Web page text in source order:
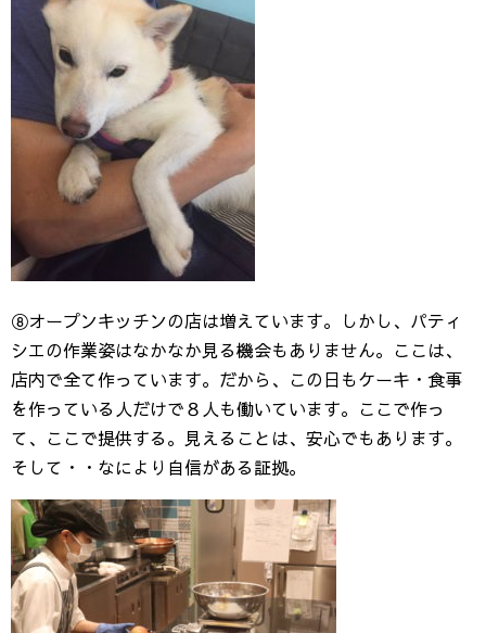
⑧オープンキッチンの店は増えています。しかし、パティ
シエの作業姿はなかなか見る機会もありません。ここは、
店内で全て作っています。だから、この日もケーキ・食事
を作っている人だけで８人も働いています。ここで作っ
て、ここで提供する。見えることは、安心でもあります。
そして・・なにより自信がある証拠。